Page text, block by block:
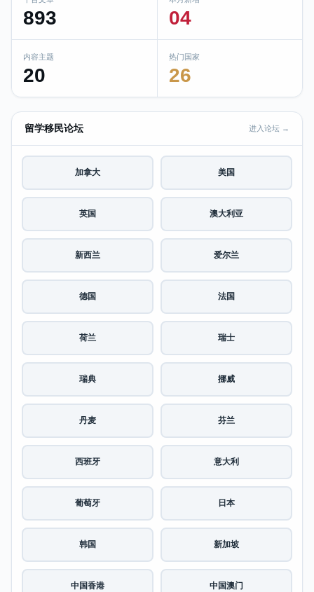
893 04
内容主题
20
热门国家
26
留学移民论坛 进入论坛 →
加拿大 美国
英国 澳大利亚
新西兰 爱尔兰
德国 法国
荷兰 瑞士
瑞典 挪威
丹麦 芬兰
西班牙 意大利
葡萄牙 日本
韩国 新加坡
中国香港 中国澳门